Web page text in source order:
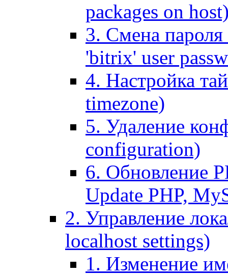
packages on
3. Смена пароля
'bitrix' user
4. Настройка
timezone)
5. Удаление
configuration)
6. Обновление
Update PHP,
2. Управление
localhost settings)
1. Изменение